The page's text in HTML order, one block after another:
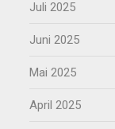
Juli 2025
Juni 2025
Mai 2025
April 2025